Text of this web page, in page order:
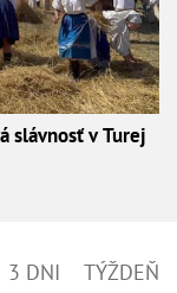
slávnosť v Turej
3 DNI TÝŽDEŇ